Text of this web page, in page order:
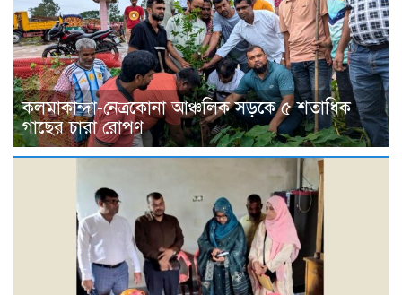
কলমাকান্দা-নেত্রকোনা আঞ্চলিক সড়কে ৫ শতাধিক
গাছের চারা রোপণ